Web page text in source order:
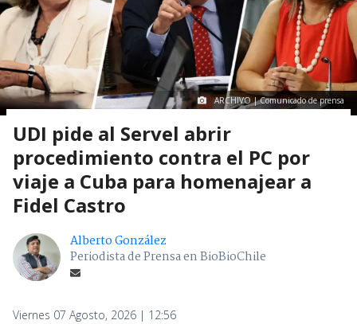
ARCHIVO | Comunicado de prensa
UDI pide al Servel abrir
procedimiento contra el PC por
viaje a Cuba para homenajear a
Fidel Castro
Alberto González
Periodista de Prensa en BioBioChile
Viernes 07 Agosto, 2026 | 12:56